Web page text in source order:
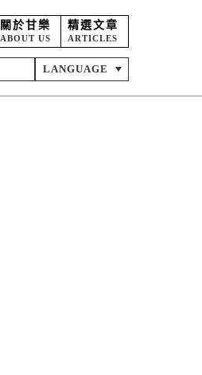
關於甘樂
ABOUT US
精選文章
ARTICLES
LANGUAGE